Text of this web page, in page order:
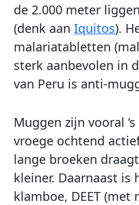
de 2.000 meter
(denk aan Iquitos).
malariatabletten
sterk aanbevolen in
van Peru is anti-
Muggen zijn vooral
vroege ochtend
lange broeken
kleiner. Daarnaast is
klamboe, DEET (met